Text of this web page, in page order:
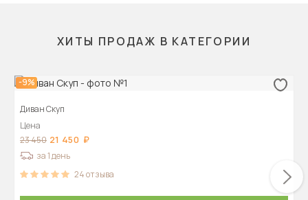
ХИТЫ ПРОДАЖ В КАТЕГОРИИ
-9%
Диван Скуп
Цена
23 450 21 450
за 1 день
24отзыва